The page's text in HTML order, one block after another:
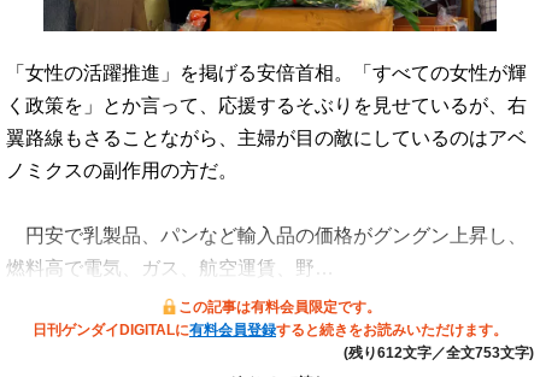
「女性の活躍推進」を掲げる安倍首相。「すべての女性が輝
く政策を」とか言って、応援するそぶりを見せているが、右
翼路線もさることながら、主婦が目の敵にしているのはアベ
ノミクスの副作用の方だ。
円安で乳製品、パンなど輸入品の価格がグングン上昇し、
燃料高で電気、ガス、航空運賃、野…
この記事は有料会員限定です。
日刊ゲンダイDIGITALに有料会員登録すると続きをお読みいただけます。
(残り612文字／全文753文字)